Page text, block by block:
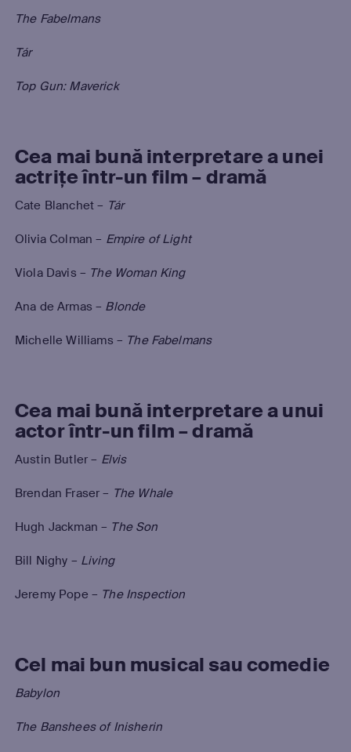
The Fabelmans
Tár
Top Gun: Maverick
Cea mai bună interpretare a unei
actrițe într-un film – dramă
Cate Blanchet – Tár
Olivia Colman – Empire of Light
Viola Davis – The Woman King
Ana deArmas – Blonde
Michelle Williams – The Fabelmans
Cea mai bună interpretare a unui
actor într-un film – dramă
Austin Butler – Elvis
Brendan Fraser – The Whale
Hugh Jackman – The Son
Bill Nighy – Living
Jeremy Pope – The Inspection
Cel mai bun musical sau comedie
Babylon
The Banshees of Inisherin